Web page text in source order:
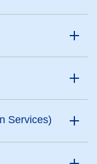
Services)